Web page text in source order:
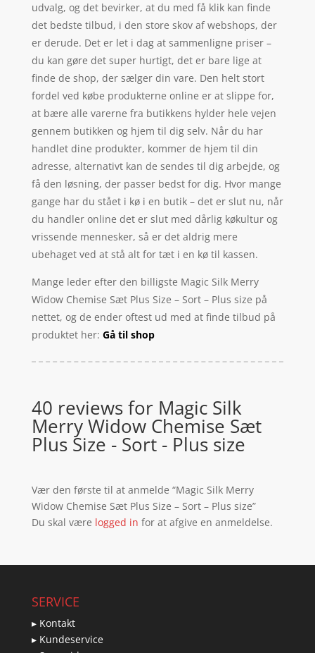
udvalg, og det bevirker, at du med få klik kan finde
det bedste tilbud, i den store skov af webshops, der
er derude. Det er let i dag at sammenligne priser –
du kan gøre det super hurtigt, det er bare lige at
finde de shop, der sælger din vare. Den helt stort
fordel ved købe produkterne online er at slippe for,
at bære alle varerne fra butikkens hylder hele vejen
gennem butikken og hjem til dig selv. Når du har
handlet dine produkter, kommer de hjem til din
adresse, alternativt kan de sendes til dig arbejde, og
få den løsning, der passer bedst for dig. Hvor mange
gange har du stået i kø i en butik – det er slut nu, når
du handler online det er slut med dårlig køkultur og
vrissende mennesker, så er det aldrig mere
ubehaget ved at stå alt for tæt i en kø til kassen.
Mange leder efter den billigste Magic Silk Merry
Widow Chemise Sæt Plus Size – Sort – Plus size på
nettet, og de ender oftest ud med at finde tilbud på
produktet her: Gå til shop
40 reviews for Magic Silk
Merry Widow Chemise Sæt
Plus Size - Sort - Plus size
Vær den første til at anmelde “Magic Silk Merry
Widow Chemise Sæt Plus Size – Sort – Plus size”
Du skal være logged in for at afgive en anmeldelse.
SERVICE
▸ Kontakt
▸ Kundeservice